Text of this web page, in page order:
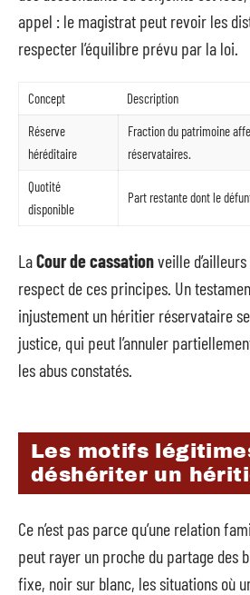
appel : le magistrat peut revoir les
respecter l’équilibre prévu par la loi.
Concept
Description
Réserve
héréditaire
Fraction du patrimoine
réservataires.
Quotité
disponible
Part restante dont le
LaCour de cassationveille
respect de ces principes. Un
injustement un héritier réservataire
justice, qui peut l’annuler
les abus constatés.
Les motifs
déshériter un
Ce n’est pas parce qu’une relation
peut rayer un proche du partage des
fixe, noir sur blanc, les situations où